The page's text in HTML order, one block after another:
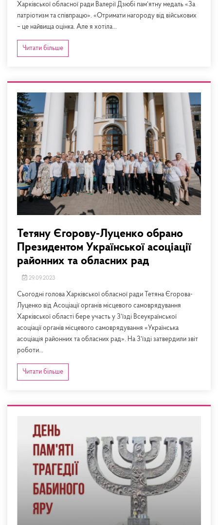
Харківської обласної ради Валерії Дзюбі памʼятну медаль «За
патріотизм та співпрацю». «Отримати нагороду від військових
– це найвища оцінка. Але я хотіла...
Читати більше
Тетяну Єгорову-Луценко обрано
Президентом Української асоціації
районних та обласних рад
29.09.2023
Сьогодні голова Харківської обласної ради Тетяна Єгорова-
Луценко від Асоціації органів місцевого самоврядування
Харківської області бере участь у Зʼїзді Всеукраїнської
асоціації органів місцевого самоврядування «Українська
асоціація районних та обласних рад». На Зʼїзді затвердили звіт
роботи...
Читати більше